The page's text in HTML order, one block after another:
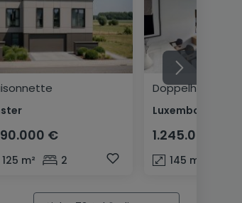
€
125 m² 2
1.245.000 €
145 m²